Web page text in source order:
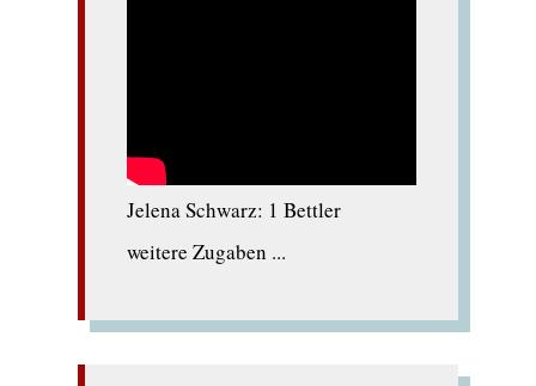
Jelena Schwarz: 1 Bettler
weitere Zugaben ...